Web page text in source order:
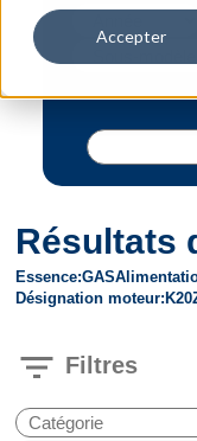
Accepter
Résultats
Essence GAS
Désignation moteur
filter_list Filtres